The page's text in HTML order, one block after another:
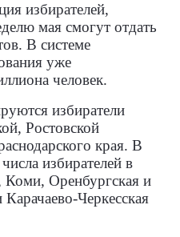
избирателей,
мая смогут отдать
В системе
уже
человек.
избиратели
Ростовской
края. В
избирателей в
Оренбургская и
Черкесская